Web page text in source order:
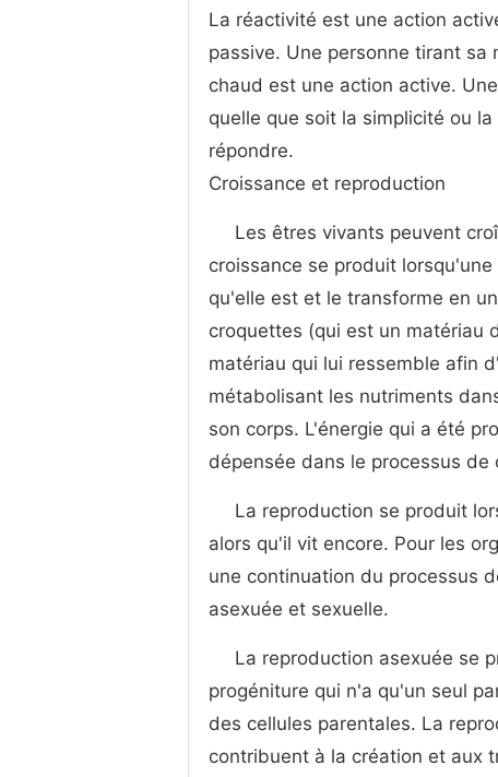
La réactivité est une action
passive. Une personne tirant sa
chaud est une action active.
quelle que soit la simplicité ou
répondre.
Croissance et reproduction
Les êtres vivants peuvent
croissance se produit
qu'elle est et le transforme en
croquettes (qui est un matériau
matériau qui lui ressemble afin
métabolisant les nutriments
son corps. L'énergie qui a été
dépensée dans le processus de
La reproduction se produit
alors qu'il vit encore. Pour les
une continuation du processus
asexuée et sexuelle.
La reproduction asexuée se
progéniture qui n'a qu'un seul
des cellules parentales. La
contribuent à la création et aux